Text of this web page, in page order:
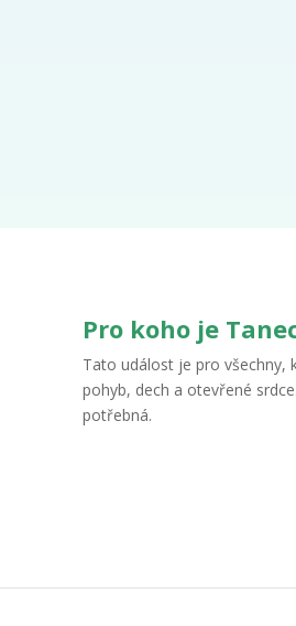
Pro koho je
Tato událost je pro všechny,
pohyb, dech a otevřené
potřebná.